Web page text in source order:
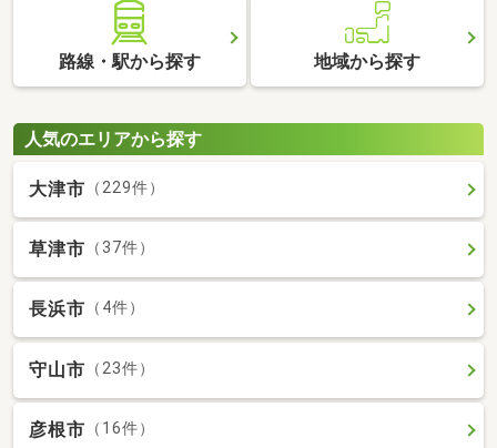
路線・駅から探す 地域から探す
人気のエリアから探す
大津市 （229件）
草津市 （37件）
長浜市 （4件）
守山市 （23件）
彦根市 （16件）